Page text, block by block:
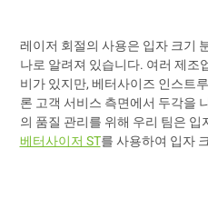
레이저 회절의 사용은 입자 크기
나로 알려져 있습니다. 여러 제조
비가 있지만, 베터사이즈 인스트
론 고객 서비스 측면에서 두각을
의 품질 관리를 위해 우리 팀은 입
베터사이저 ST를 사용하여 입자